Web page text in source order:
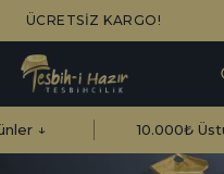
ÜCRETSİZ KARGO!
↓ 10.000₺